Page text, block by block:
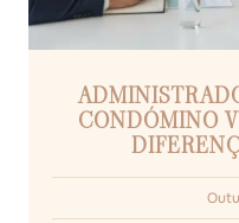
CONDÓMINO